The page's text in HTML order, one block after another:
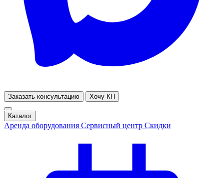
Заказать консультацию Хочу КП
Каталог
Аренда оборудования Сервисный центр Скидки